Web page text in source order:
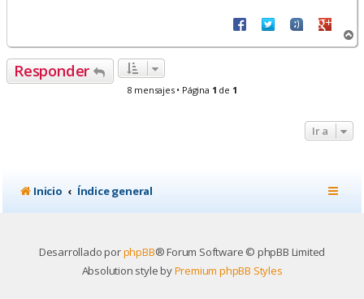
r
Responder
8 mensajes • Página 1 de 1
Ir a
Inicio Índice general
Desarrollado porphpBB® Forum Software © phpBB Limited
Absolution style byPremium phpBB Styles